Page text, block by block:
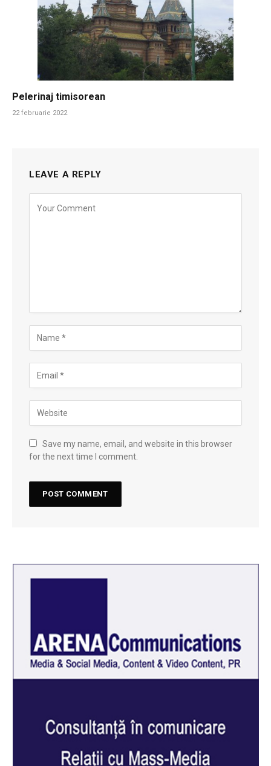
Pelerinaj timisorean
22 februarie 2022
LEAVE A REPLY
Save my name, email, and website in this browser
for the next time I comment.